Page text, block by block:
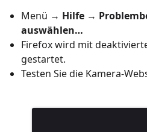
Menü → Hilfe →
auswählen…
Firefox wird mit
gestartet.
Testen Sie die Kamera-